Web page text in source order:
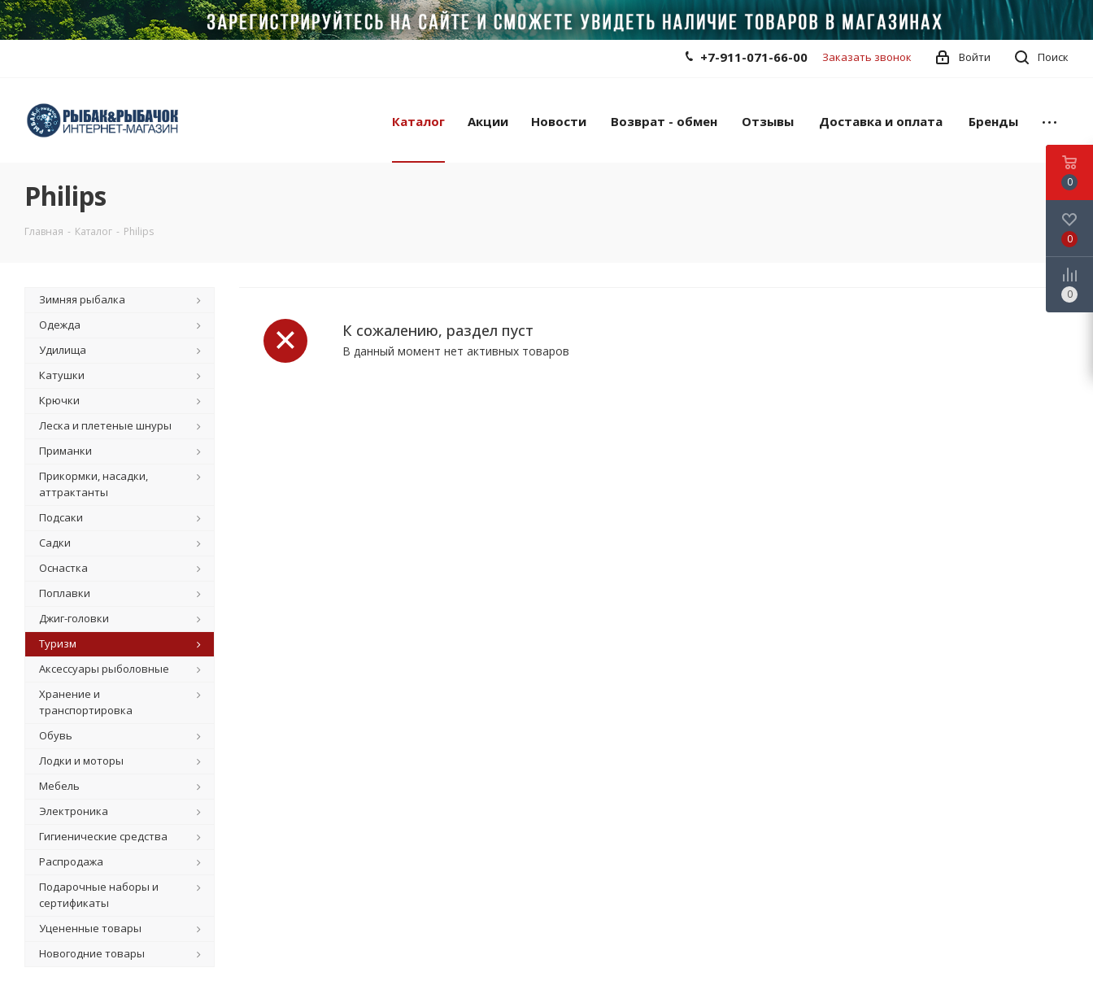
Поиск
Войти
+7-911-071-66-00 Заказать звонок
Каталог Акции Новости Возврат - обмен Отзывы Доставка и оплата Бренды
Philips
Главная - Каталог - Philips
К сожалению, раздел пуст
В данный момент нет активных товаров
Зимняя рыбалка
Одежда
Удилища
Катушки
Крючки
Леска и плетеные шнуры
Приманки
Прикормки, насадки,
аттрактанты
Подсаки
Садки
Оснастка
Поплавки
Джиг-головки
Туризм
Аксессуары рыболовные
Хранение и
транспортировка
Обувь
Лодки и моторы
Мебель
Электроника
Гигиенические средства
Распродажа
Подарочные наборы и
сертификаты
Уцененные товары
Новогодние товары
0
0
0